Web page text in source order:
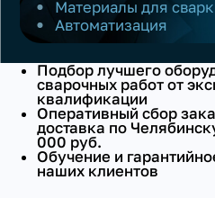
+7(351) 223-98-74
заказать звонок
Материалы для
Автоматизация
С ПРОВОЛОКОЙ
УНИВЕРСАЛЬНЫЙ
ТИП
Подбор лучшего
сварочных работ от
квалификации
Оперативный сбор
доставка по
000 руб.
Обучение и
наших клиентов